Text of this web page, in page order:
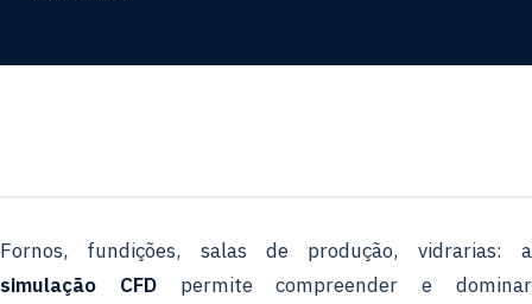
Fornos, fundições, salas de produção, vidrarias: a
simulação CFDpermite compreender e dominar